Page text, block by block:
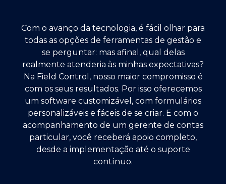
Com o avanço da tecnologia, é fácil olhar para
todas as opções de ferramentas de gestão e
se perguntar: mas afinal, qual delas
realmente atenderia às minhas expectativas?
Na Field Control, nosso maior compromisso é
com os seus resultados. Por isso oferecemos
um software customizável, com formulários
personalizáveis e fáceis de se criar. E com o
acompanhamento de um gerente de contas
particular, você receberá apoio completo,
desde a implementação até o suporte
contínuo.